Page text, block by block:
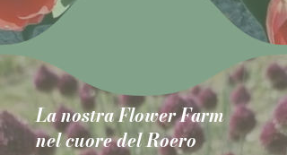
La nostra Flower Farm
nel cuore del Roero